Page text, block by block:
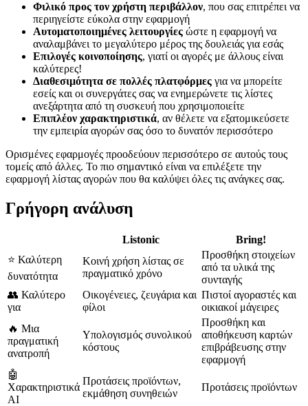
Φιλικό προς τον χρήστη περιβάλλον, που σας επιτρέπει να
περιηγείστε εύκολα στην εφαρμογή
Αυτοματοποιημένες λειτουργίες ώστε η εφαρμογή να
αναλαμβάνει το μεγαλύτερο μέρος της δουλειάς για εσάς
Επιλογές κοινοποίησης, γιατί οι αγορές με άλλους είναι
καλύτερες!
Διαθεσιμότητα σε πολλές πλατφόρμες για να μπορείτε
εσείς και οι συνεργάτες σας να ενημερώνετε τις λίστες
ανεξάρτητα από τη συσκευή που χρησιμοποιείτε
Επιπλέον χαρακτηριστικά, αν θέλετε να εξατομικεύσετε
την εμπειρία αγορών σας όσο το δυνατόν περισσότερο
Ορισμένες εφαρμογές προοδεύουν περισσότερο σε αυτούς τους
τομείς από άλλες. Το πιο σημαντικό είναι να επιλέξετε την
εφαρμογή λίστας αγορών που θα καλύψει όλες τις ανάγκες σας.
Γρήγορη ανάλυση
Listonic
Bring!
⭐ Καλύτερη
δυνατότητα
Κοινή χρήση λίστας σε
πραγματικό χρόνο
Προσθήκη στοιχείων
από τα υλικά της
συνταγής
👥 Καλύτερο
για
Οικογένειες, ζευγάρια και
φίλοι
Πιστοί αγοραστές και
οικιακοί μάγειρες
🔥 Μια
πραγματική
ανατροπή
Υπολογισμός συνολικού
κόστους
Προσθήκη και
αποθήκευση καρτών
επιβράβευσης στην
εφαρμογή
🤖
Χαρακτηριστικά
AI
Προτάσεις προϊόντων,
εκμάθηση συνηθειών
Προτάσεις προϊόντων